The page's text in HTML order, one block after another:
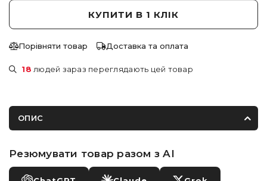
КУПИТИ В 1 КЛІК
Порівняти товар Доставка та оплата
18 людей зараз переглядають цей товар
ОПИС
Резюмувати товар разом з AI